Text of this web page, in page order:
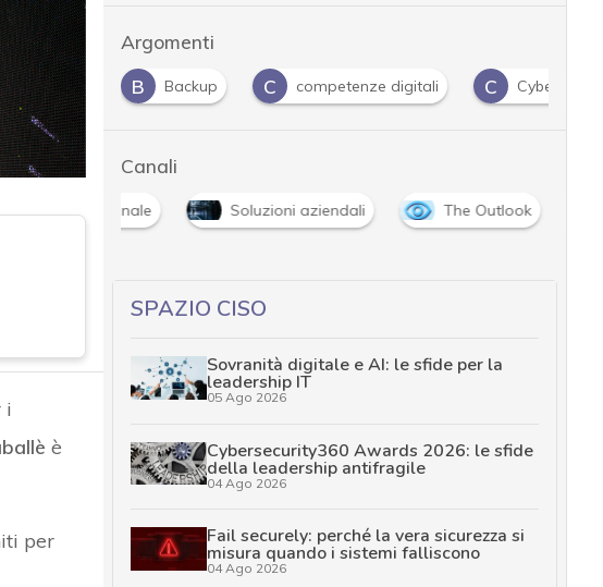
i
è
per
Argomenti
B Backup C competenze digitali C Cyber
Canali
nazionale Soluzioni aziendali The Outlook
SPAZIO CISO
Sovranità digitale e AI: le sfide per la
leadership IT
05 Ago 2026
Cybersecurity360 Awards 2026: le sfide
della leadership antifragile
04 Ago 2026
Fail securely: perché la vera sicurezza si
misura quando i sistemi falliscono
04 Ago 2026